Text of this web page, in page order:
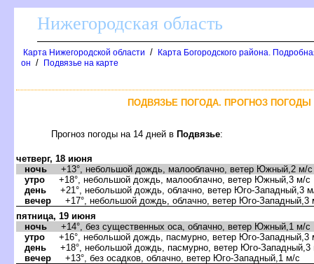
Нижегородская область
Карта Нижегородской области /
Карта Богородского района.
он / Подвязье на карте
ПОДВЯЗЬЕ ПОГОДА. ПРОГНОЗ
Прогноз погоды на 14 дней Подвязье:
четверг, 18 июня
ночь +13°, небольшой дождь, малооблачно, ветер Южный,2 м/с
утро +18°, небольшой дождь, малооблачно, ветер Южный,3 м/с
день +21°, небольшой дождь, облачно, ветер Юго-Западный,3
ечер +17°, небольшой дождь, облачно, ветер Юго-Западный,3
пятница, 19 июня
ночь +14°, без существенных оса, облачно, ветер Южный,1 м/с
утро +16°, небольшой дождь, пасмурно, ветер Юго-Западный,3
день +18°, небольшой дождь, пасмурно, ветер Юго-Западный,3
ечер +13°, без осадков, облачно, ветер Юго-Западный,1 м/с